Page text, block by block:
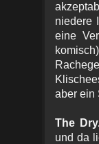
niedere
eine
aber ein
The
und da